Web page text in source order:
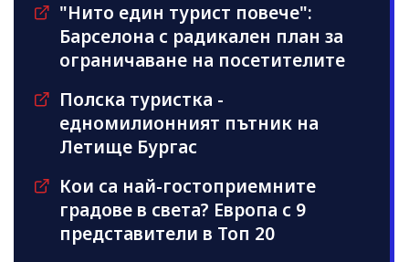
"Нито един турист повече":
Барселона с радикален план за
ограничаване на посетителите
Полска туристка -
едномилионният пътник на
Летище Бургас
Кои са най-гостоприемните
градове в света? Европа с 9
представители в Топ 20